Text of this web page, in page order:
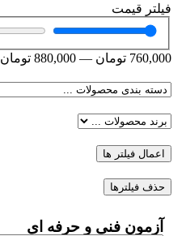
فیلتر قیمت
760,000 تومان —
880,000 تومان
اعمال فیلتر ها
حذف فیلترها
آزمون فنی و حرفه ای